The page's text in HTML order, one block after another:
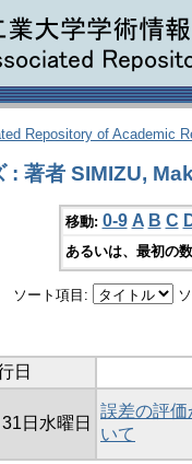
Repository of Academic
: 著者 SIMIZU,
移動: 0-9 A B C
あるいは、最初の
ソート項目:
日
日水曜日
誤差の評
いて